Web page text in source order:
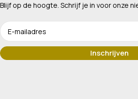
Blijf op de hoogte. Schrijf je in voor onze